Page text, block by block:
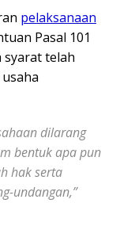
pelaksanaan
Pasal 101
syarat telah
dilarang
bentuk apa pun
hak serta
undangan,”